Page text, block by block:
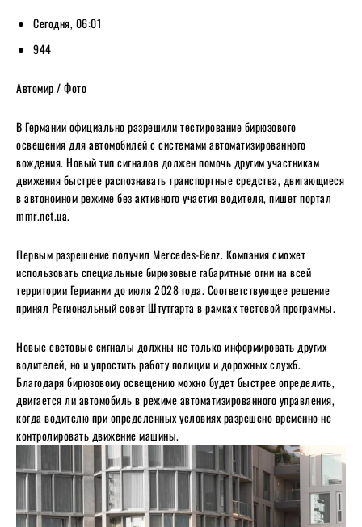
Сегодня, 06:01
944
Автомир / Фото
В Германии официально разрешили тестирование бирюзового
освещения для автомобилей с системами автоматизированного
вождения. Новый тип сигналов должен помочь другим участникам
движения быстрее распознавать транспортные средства, двигающиеся
в автономном режиме без активного участия водителя, пишет портал
mmr.net.ua.
Первым разрешение получил Mercedes-Benz. Компания сможет
использовать специальные бирюзовые габаритные огни на всей
территории Германии до июля 2028 года. Соответствующее решение
принял Региональный совет Штутгарта в рамках тестовой программы.
Новые световые сигналы должны не только информировать других
водителей, но и упростить работу полиции и дорожных служб.
Благодаря бирюзовому освещению можно будет быстрее определить,
двигается ли автомобиль в режиме автоматизированного управления,
когда водителю при определенных условиях разрешено временно не
контролировать движение машины.